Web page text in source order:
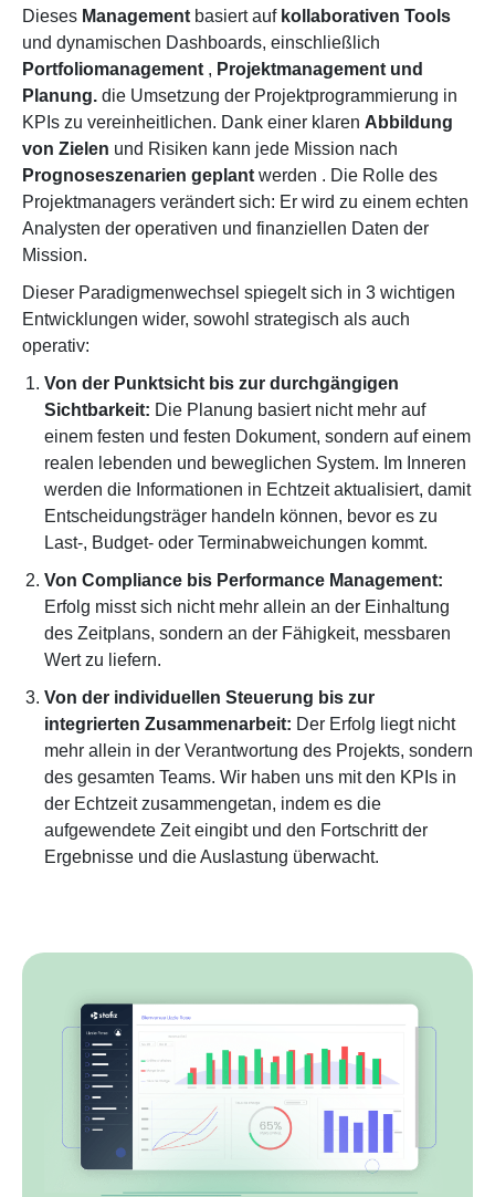
Dieses Management basiert auf kollaborativen Tools
und dynamischen Dashboards, einschließlich
Portfoliomanagement , Projektmanagement und
Planung. die Umsetzung der Projektprogrammierung in
KPIs zu vereinheitlichen. Dank einer klaren Abbildung
von Zielen und Risiken kann jede Mission nach
Prognoseszenarien geplant werden . Die Rolle des
Projektmanagers verändert sich: Er wird zu einem echten
Analysten der operativen und finanziellen Daten der
Mission.
Dieser Paradigmenwechsel spiegelt sich in 3 wichtigen
Entwicklungen wider, sowohl strategisch als auch
operativ:
Von der Punktsicht bis zur durchgängigen
Sichtbarkeit: Die Planung basiert nicht mehr auf
einem festen und festen Dokument, sondern auf einem
realen lebenden und beweglichen System. Im Inneren
werden die Informationen in Echtzeit aktualisiert, damit
Entscheidungsträger handeln können, bevor es zu
Last-, Budget- oder Terminabweichungen kommt.
Von Compliance bis Performance Management:
Erfolg misst sich nicht mehr allein an der Einhaltung
des Zeitplans, sondern an der Fähigkeit, messbaren
Wert zu liefern.
Von der individuellen Steuerung bis zur
integrierten Zusammenarbeit: Der Erfolg liegt nicht
mehr allein in der Verantwortung des Projekts, sondern
des gesamten Teams. Wir haben uns mit den KPIs in
der Echtzeit zusammengetan, indem es die
aufgewendete Zeit eingibt und den Fortschritt der
Ergebnisse und die Auslastung überwacht.